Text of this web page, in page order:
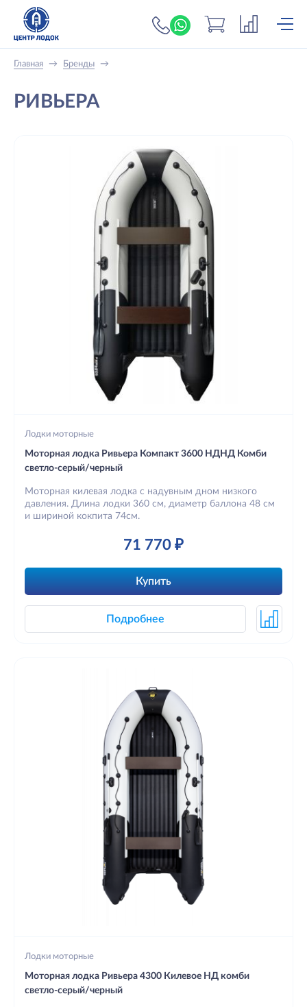
+7 (919) 698-56-
Главная → Бренды →
РИВЬЕРА
Лодки моторные
Моторная лодка Ривьера Компакт 3600 НДНД Комби
светло-серый/черный
Моторная килевая лодка с надувным дном низкого
давления. Длина лодки 360 см, диаметр баллона 48 см
и шириной кокпита 74см.
71 770 ₽
Купить
Подробнее
Лодки моторные
Моторная лодка Ривьера 4300 Килевое НД комби
светло-серый/черный